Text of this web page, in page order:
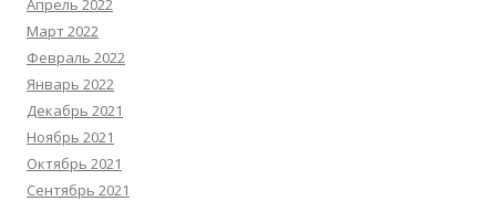
Апрель 2022
Март 2022
Февраль 2022
Январь 2022
Декабрь 2021
Ноябрь 2021
Октябрь 2021
Сентябрь 2021